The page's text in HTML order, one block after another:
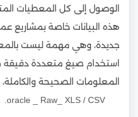
الوصول إلى كل المعطيات
هذه البيانات خاصة بمشاريع
جديدة، وهي مهمة ليست
استخدام صيغ متعددة
المعلومات الصحيحة